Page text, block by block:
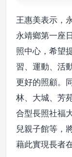
王惠美表示，
永靖鄉第一座
照中心，希望
習、運動、活
更好的照顧。
林、大城、芳
合型長照社福
兒親子館等，
藉此實現長者